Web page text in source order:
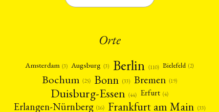
Orte
Amsterdam (3) Augsburg (3) Berlin (110) Bielefeld (2)
Bochum (25) Bonn (33) Bremen (19)
Duisburg-Essen (44) Erfurt (4)
Erlangen-Nürnberg (16) Frankfurt am Main (33)